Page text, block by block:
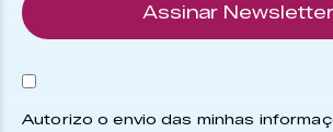
Assinar Newsletter
Autorizo o envio das minhas